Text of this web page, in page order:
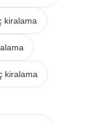
kiralama
kiralama